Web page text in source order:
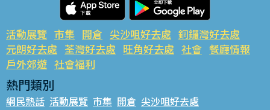
活動展覽 市集 開倉 尖沙咀好去處 銅鑼灣好去處
元朗好去處 荃灣好去處 旺角好去處 社會 餐廳情報
戶外郊遊 社會福利
熱門類別
網民熱話 活動展覽 市集 開倉 尖沙咀好去處